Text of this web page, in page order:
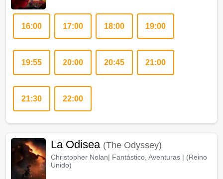
16:00 17:00 18:00 19:00
19:55 20:00 20:45 21:00
21:30 22:00
La Odisea (The Odyssey)
Christopher Nolan| Fantástico, Aventuras | (Reino
Unido)